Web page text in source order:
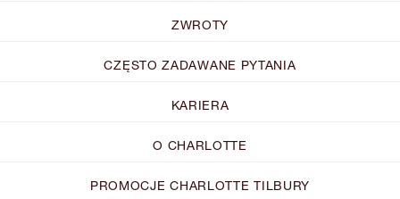
ZWROTY
CZĘSTO ZADAWANE PYTANIA
KARIERA
O CHARLOTTE
PROMOCJE CHARLOTTE TILBURY